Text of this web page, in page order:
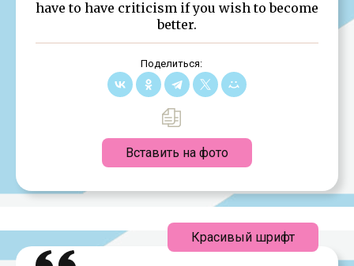
have to have criticism if you wish to become
better.
Поделиться:
Вставить на фото
Красивый шрифт